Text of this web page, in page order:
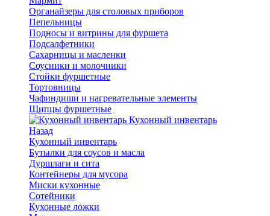
Органайзеры для столовых приборов
Пепельницы
Подносы и витрины для фуршета
Подсалфетники
Сахарницы и масленки
Соусники и молочники
Стойки фуршетные
Тортовницы
Чафиндиши и нагревательные элементы
Щипцы фуршетные
Кухонный инвентарь
Назад
Кухонный инвентарь
Бутылки для соусов и масла
Дуршлаги и сита
Контейнеры для мусора
Миски кухонные
Сотейники
Кухонные ложки